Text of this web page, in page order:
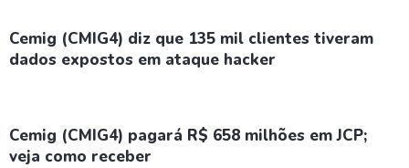
Cemig (CMIG4) diz que 135 mil clientes tiveram
dados expostos em ataque hacker
Cemig (CMIG4) pagará R$ 658 milhões em JCP;
veja como receber